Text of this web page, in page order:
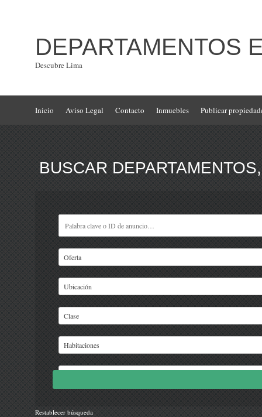
DEPARTAMENTOS
Descubre Lima
Inicio Aviso Legal Contacto Inmuebles Publicar
BUSCAR
Restablecer búsqueda